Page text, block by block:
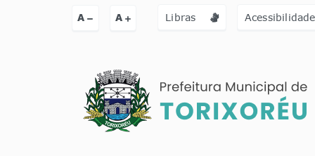
Ir para o conteúdo [alt+1] Ir para o menu [alt+2] Ir para a
A A Libras